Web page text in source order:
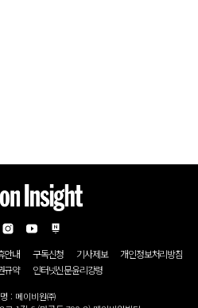
안내 구독신청 기사제보
개인정보처리방침
규약 인터넷신문윤리강령
: 메이비원㈜